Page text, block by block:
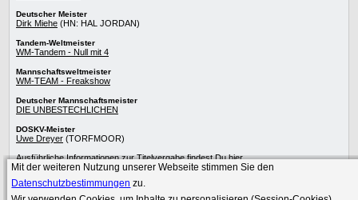
Deutscher Meister
Dirk Miehe (HN: HAL JORDAN)
Tandem-Weltmeister
WM-Tandem - Null mit 4
Mannschaftsweltmeister
WM-TEAM - Freakshow
Deutscher Mannschaftsmeister
DIE UNBESTECHLICHEN
DOSKV-Meister
Uwe Dreyer (TORFMOOR)
Ausführliche Informationen zurTitelvergabefindest Duhier.
Die besten Skatspielerwerden im Skat-Netzwerk präsentiert.
Mit der weiteren Nutzung unserer Webseite stimmen Sie den
Datenschutzbestimmungen zu.